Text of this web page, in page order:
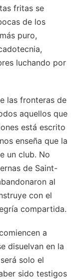
fritas se
de los
puro,
luchando por
las fronteras de
aquellos que
está escrito
enseña que la
un club. No
de Saint-
al
con el
compartida.
a
disuelvan en la
solo el
sido testigos